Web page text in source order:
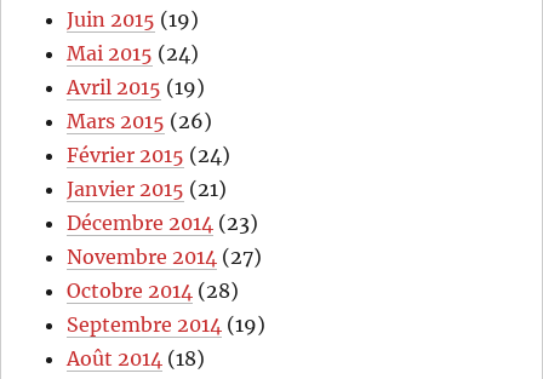
Juin 2015 (19)
Mai 2015 (24)
Avril 2015 (19)
Mars 2015 (26)
Février 2015 (24)
Janvier 2015 (21)
Décembre 2014 (23)
Novembre 2014 (27)
Octobre 2014 (28)
Septembre 2014 (19)
Août 2014 (18)